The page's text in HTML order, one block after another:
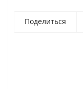
Поделиться